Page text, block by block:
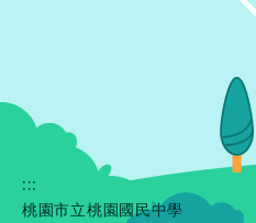
:::
桃園市立桃園國民中學